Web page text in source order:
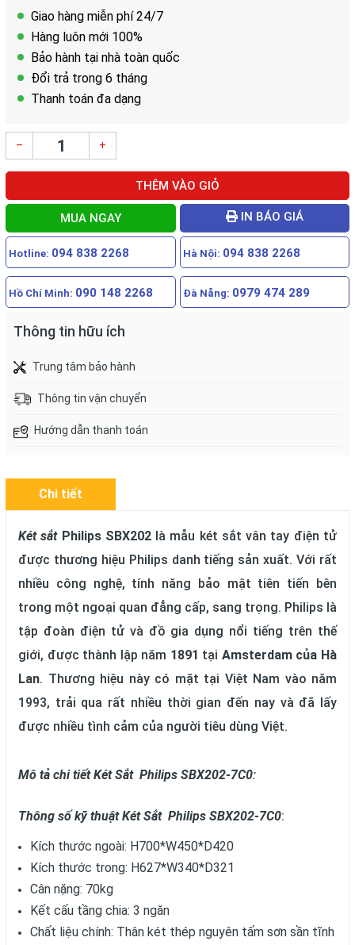
Giao hàng miễn phí 24/7
Hàng luôn mới 100%
Bảo hành tại nhà toàn quốc
Đổi trả trong 6 tháng
Thanh toán đa dạng
– +
THÊM VÀO GIỎ
MUA NGAY IN BÁO GIÁ
Hotline: 094 838 2268 Hà Nội: 094 838 2268
Hồ Chí Minh: 090 148 2268 Đà Nẵng: 0979 474 289
Thông tin hữu ích
Trung tâm bảo hành
Thông tin vận chuyển
Hướng dẫn thanh toán
Chi tiết
Két sắt Philips SBX202là mẫu két sắt vân tay điện tử
được thương hiệu Philips danh tiếng sản xuất. Với rất
nhiều công nghệ, tính năng bảo mật tiên tiến bên
trong một ngoại quan đẳng cấp, sang trọng. Philips là
tập đoàn điện tử và đồ gia dụng nổi tiếng trên thế
giới, được thành lập năm 1891 tại Amsterdam của Hà
Lan. Thương hiệu này có mặt tại Việt Nam vào năm
1993, trải qua rất nhiều thời gian đến nay và đã lấy
được nhiều tình cảm của người tiêu dùng Việt.
Mô tả chi tiết Két Sắt Philips SBX202-7C0:
Thông số kỹ thuật Két Sắt Philips SBX202-7C0:
Kích thước ngoài: H700*W450*D420
Kích thước trong: H627*W340*D321
Cân nặng: 70kg
Kết cấu tầng chia: 3 ngăn
Chất liệu chính: Thân két thép nguyên tấm sơn sần tĩnh